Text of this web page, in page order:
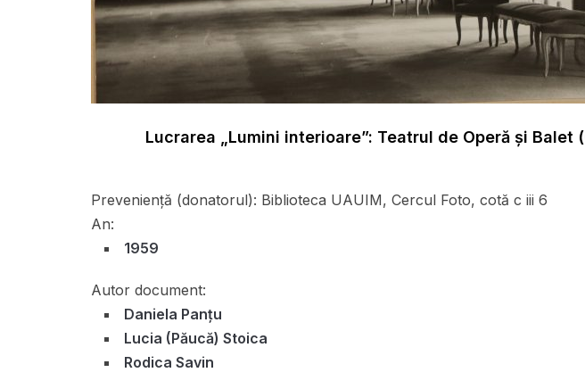
Lucrarea „Lumini interioare”: Teatrul de Operă și Balet
Preveniență (donatorul): Biblioteca UAUIM, Cercul Foto, cotă c iii 6
An:
1959
Autor document:
Daniela Panțu
Lucia (Păucă) Stoica
Rodica Savin